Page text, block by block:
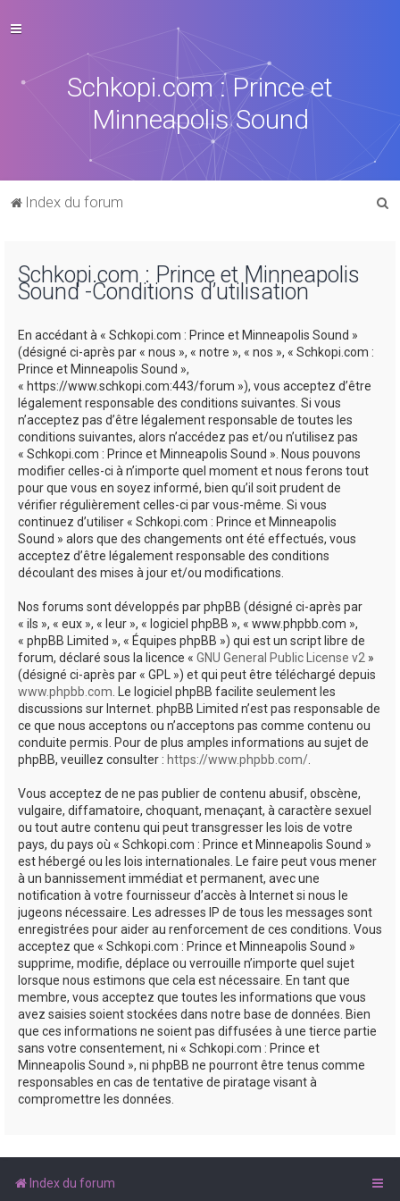
Schkopi.com : Prince et
Minneapolis Sound
Index du forum
Schkopi.com : Prince et Minneapolis
Sound -Conditions d’utilisation
En accédant à « Schkopi.com : Prince et Minneapolis Sound »
(désigné ci-après par « nous », « notre », « nos », « Schkopi.com :
Prince et Minneapolis Sound »,
« https://www.schkopi.com:443/forum »), vous acceptez d’être
légalement responsable des conditions suivantes. Si vous
n’acceptez pas d’être légalement responsable de toutes les
conditions suivantes, alors n’accédez pas et/ou n’utilisez pas
« Schkopi.com : Prince et Minneapolis Sound ». Nous pouvons
modifier celles-ci à n’importe quel moment et nous ferons tout
pour que vous en soyez informé, bien qu’il soit prudent de
vérifier régulièrement celles-ci par vous-même. Si vous
continuez d’utiliser « Schkopi.com : Prince et Minneapolis
Sound » alors que des changements ont été effectués, vous
acceptez d’être légalement responsable des conditions
découlant des mises à jour et/ou modifications.
Nos forums sont développés par phpBB (désigné ci-après par
« ils », « eux », « leur », « logiciel phpBB », « www.phpbb.com »,
« phpBB Limited », « Équipes phpBB ») qui est un script libre de
forum, déclaré sous la licence « GNU General Public License v2 »
(désigné ci-après par « GPL ») et qui peut être téléchargé depuis
www.phpbb.com . Le logiciel phpBB facilite seulement les
discussions sur Internet. phpBB Limited n’est pas responsable de
ce que nous acceptons ou n’acceptons pas comme contenu ou
conduite permis. Pour de plus amples informations au sujet de
phpBB, veuillez consulter : https://www.phpbb.com/
Vous acceptez de ne pas publier de contenu abusif, obscène,
vulgaire, diffamatoire, choquant, menaçant, à caractère sexuel
ou tout autre contenu qui peut transgresser les lois de votre
pays, du pays où « Schkopi.com : Prince et Minneapolis Sound »
est hébergé ou les lois internationales. Le faire peut vous mener
à un bannissement immédiat et permanent, avec une
notification à votre fournisseur d’accès à Internet si nous le
jugeons nécessaire. Les adresses IP de tous les messages sont
enregistrées pour aider au renforcement de ces conditions. Vous
acceptez que « Schkopi.com : Prince et Minneapolis Sound »
supprime, modifie, déplace ou verrouille n’importe quel sujet
lorsque nous estimons que cela est nécessaire. En tant que
membre, vous acceptez que toutes les informations que vous
avez saisies soient stockées dans notre base de données. Bien
que ces informations ne soient pas diffusées à une tierce partie
sans votre consentement, ni « Schkopi.com : Prince et
Minneapolis Sound », ni phpBB ne pourront être tenus comme
responsables en cas de tentative de piratage visant à
compromettre les données.
Index du forum